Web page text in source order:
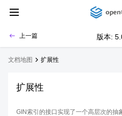
上一篇 版本:
文档地图 扩展性
扩展性
GIN索引的接口实现了一个高层次的抽